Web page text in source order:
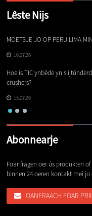
Lêste Nijs
MOETSJE JO OP PERU LIMA
16,07,26
Hoe is TIC ynbêde yn
crushers?
15,07,26
Abonnearje
Foar fragen oer ús produkten
binnen 24 oeren kontakt mei
OANFRAACH FOAR